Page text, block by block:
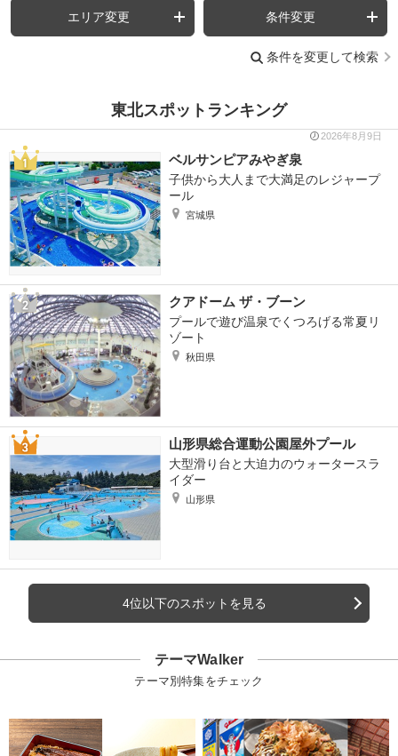
エリア変更 条件変更
条件を変更して検索
東北スポットランキング
2026年8月9日
ベルサンピアみやぎ泉
子供から大人まで大満足のレジャープ
ール
宮城県
クアドーム ザ・ブーン
プールで遊び温泉でくつろげる常夏リ
ゾート
秋田県
山形県総合運動公園屋外プール
大型滑り台と大迫力のウォータースラ
イダー
山形県
4位以下のスポットを見る
テーマWalker
テーマ別特集をチェック